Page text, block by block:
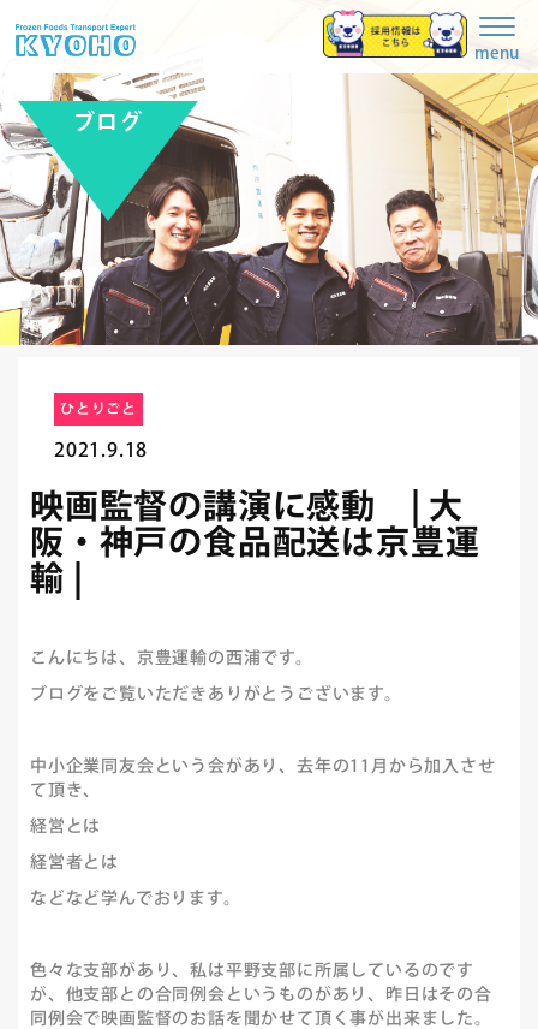
menu
ブログ
ひとりごと
2021.9.18
映画監督の講演に感動 | 大
阪・神戸の食品配送は京豊運
輸 |
こんにちは、京豊運輸の西浦です。
ブログをご覧いただきありがとうございます。
中小企業同友会という会があり、去年の11月から加入させ
て頂き、
経営とは
経営者とは
などなど学んでおります。
色々な支部があり、私は平野支部に所属しているのです
が、他支部との合同例会というものがあり、昨日はその合
同例会で映画監督のお話を聞かせて頂く事が出来ました。